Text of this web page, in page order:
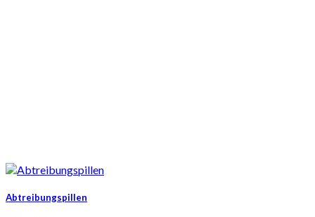
Abtreibungspillen